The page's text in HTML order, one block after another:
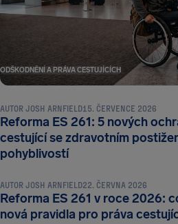
ODŠKODNĚNÍ A PRÁVA CESTUJÍCÍCH
AUTOR JOSH ARNFIELD15. ČERVENCE 2026
Reforma ES 261: 5 nových
cestující se zdravotním
pohyblivostí
ODŠKODNĚNÍ A PRÁVA CESTUJÍCÍCH
AUTOR JOSH ARNFIELD22. ČERVNA 2026
Reforma ES 261 v roce 2026:
nová pravidla pro práva
ODŠKODNĚNÍ A PRÁVA CESTUJÍCÍCH